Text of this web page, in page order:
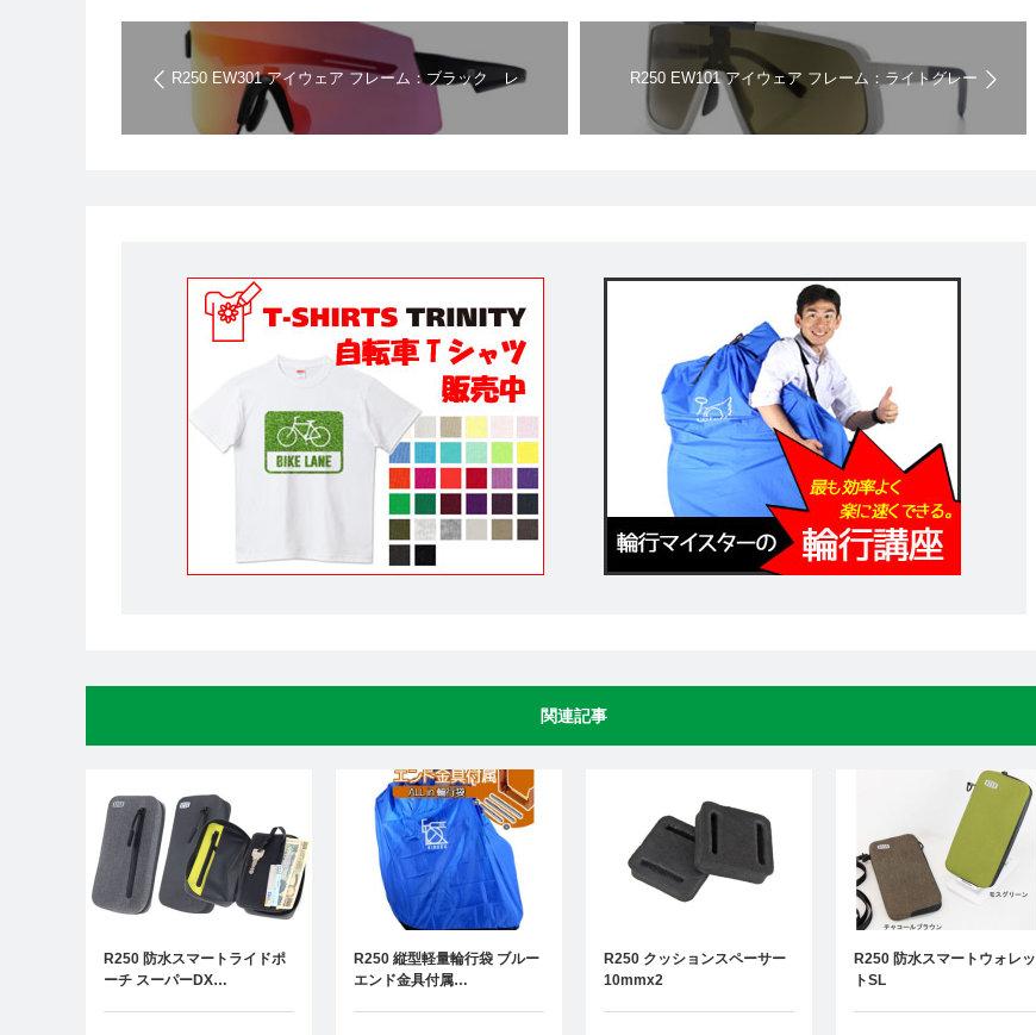
R250 EW301 アイウェア フレーム：ブラック レ
R250 EW101 アイウェア フレーム：ライトグレー
レンズ2枚付
関連記事
R250 防水スマートライドポ
ーチ スーパーDX…
R250 縦型軽量輪行袋 ブルー
エンド金具付属…
R250 クッションスペーサー
10mmx2
R250 防水スマートウォレッ
トSL